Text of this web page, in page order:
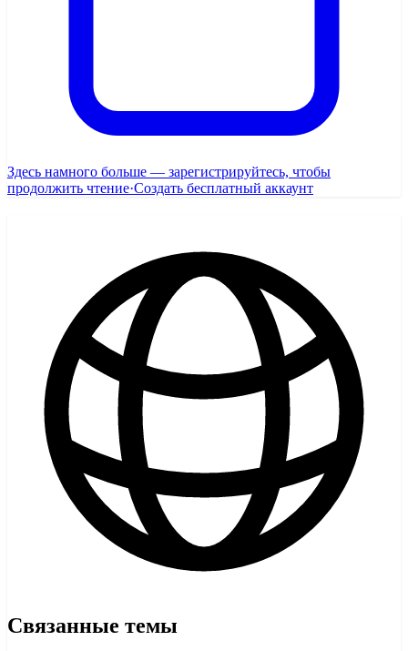
Здесь намного больше — зарегистрируйтесь, чтобы
продолжить чтение·Создать бесплатный аккаунт
Связанные темы